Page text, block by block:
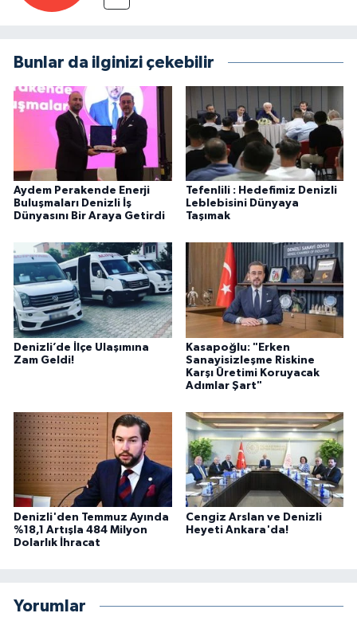
Bunlar da ilginizi çekebilir
Aydem Perakende Enerji
Buluşmaları Denizli İş
Dünyasını Bir Araya Getirdi
Tefenlili : Hedefimiz Denizli
Leblebisini Dünyaya
Taşımak
Denizli’de İlçe Ulaşımına
Zam Geldi!
Kasapoğlu: "Erken
Sanayisizleşme Riskine
Karşı Üretimi Koruyacak
Adımlar Şart"
Denizli'den Temmuz Ayında
%18,1 Artışla 484 Milyon
Dolarlık İhracat
Cengiz Arslan ve Denizli
Heyeti Ankara'da!
Yorumlar